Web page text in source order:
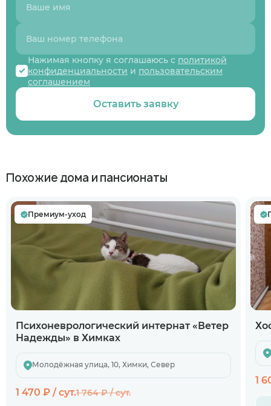
Нажимая кнопку я соглашаюсь с политикой
конфиденциальности и пользовательским
соглашением
Оставить заявку
Похожие дома и пансионаты
Премиум-уход
Психоневрологический интернат «Ветер
Надежды» в Химках
Молодёжная улица, 10, Химки, Север
1 470 ₽ / сут.1 764 ₽ / сут.
1